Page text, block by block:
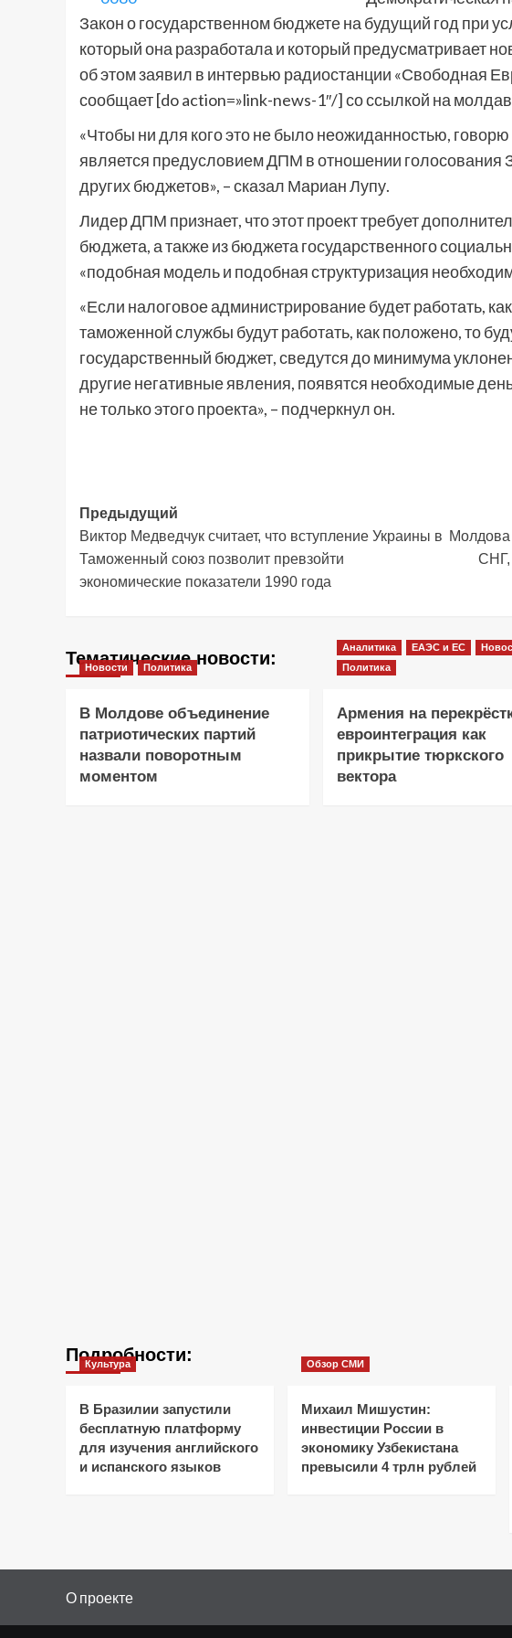
Закон о государственном бюджете на будущий год при
который она разработала и который предусматривает
об этом заявил в интервью радиостанции «Свободная
сообщает [do action=»link-news-1″/] со ссылкой на
«Чтобы ни для кого это не было неожиданностью, говорю
является предусловием ДПМ в отношении голосования
других бюджетов», – сказал Мариан Лупу.
Лидер ДПМ признает, что этот проект требует
бюджета, а также из бюджета государственного
«подобная модель и подобная структуризация
«Если налоговое администрирование будет работать,
таможенной службы будут работать, как положено, то
государственный бюджет, сведутся до минимума
другие негативные явления, появятся необходимые
не только этого проекта», – подчеркнул он.
Навигация
записи
Предыдущий
Виктор Медведчук считает, что вступление Украины в
Таможенный союз позволит превзойти
экономические показатели 1990 года
Молдова
СНГ,
Тематические новости:
Новости Политика
В Молдове объединение
патриотических партий
назвали поворотным
моментом
Аналитика ЕАЭС и ЕС
Политика
Армения на
евроинтеграция как
прикрытие тюркского
вектора
Подробности:
Культура
В Бразилии запустили
бесплатную платформу
для изучения английского
и испанского языков
Обзор СМИ
Михаил Мишустин:
инвестиции России в
экономику Узбекистана
превысили 4 трлн рублей
О проекте